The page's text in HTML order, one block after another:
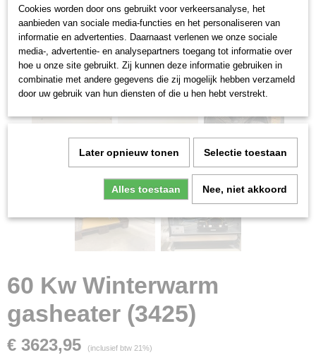
60 Kw Winterwarm
gasheater (3425)
€ 3623,95 (inclusief btw 21%)
Cookies worden door ons gebruikt voor verkeersanalyse, het
aanbieden van sociale media-functies en het personaliseren van
informatie en advertenties. Daarnaast verlenen we onze sociale
media-, advertentie- en analysepartners toegang tot informatie over
hoe u onze site gebruikt. Zij kunnen deze informatie gebruiken in
combinatie met andere gegevens die zij mogelijk hebben verzameld
door uw gebruik van hun diensten of die u hen hebt verstrekt.
Later opnieuw tonen Selectie toestaan
Alles toestaan Nee, niet akkoord